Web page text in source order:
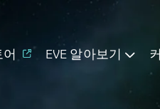
어 EVE 알아보기